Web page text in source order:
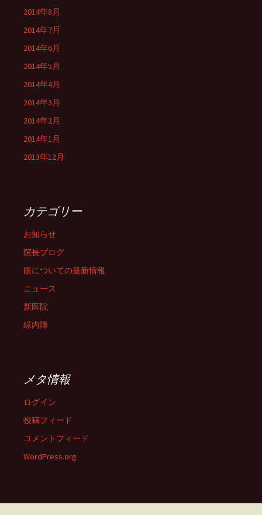
2014年8月
2014年7月
2014年6月
2014年5月
2014年4月
2014年3月
2014年2月
2014年1月
2013年12月
カテゴリー
お知らせ
院長ブログ
眼についての最新情報
ニュース
新医院
緑内障
メタ情報
ログイン
投稿フィード
コメントフィード
WordPress.org